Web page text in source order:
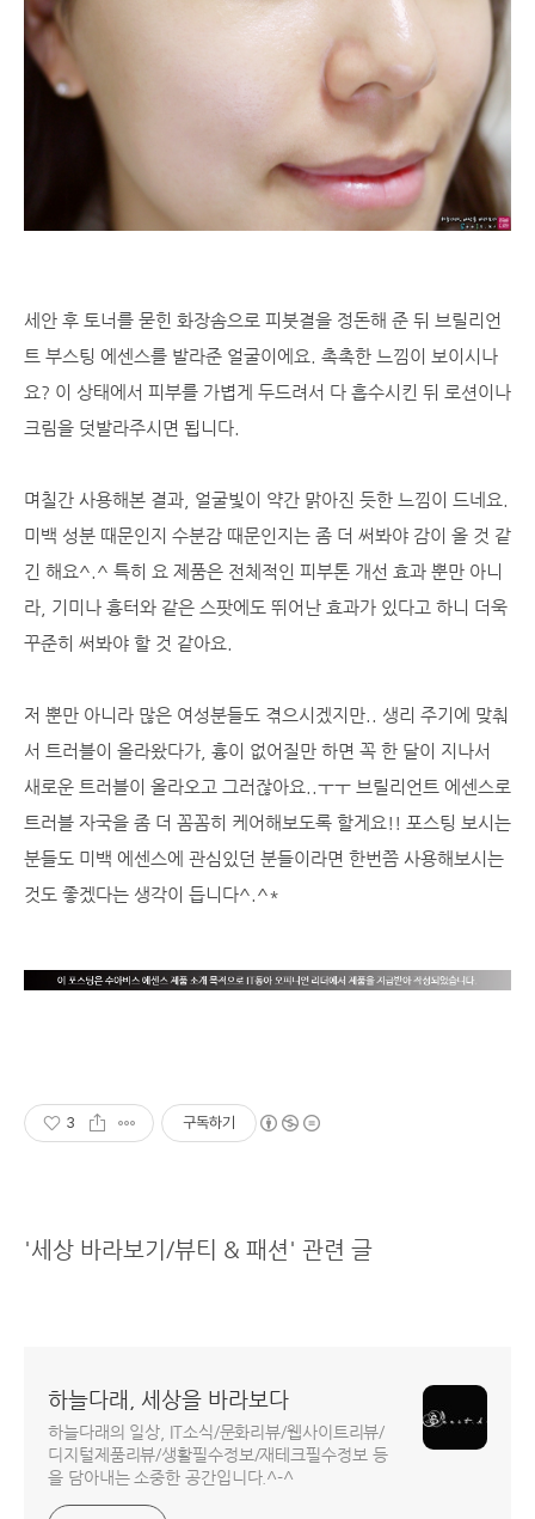
세안 후 토너를 묻힌 화장솜으로 피붓결을 정돈해 준 뒤 브릴리언
트 부스팅 에센스를 발라준 얼굴이에요. 촉촉한 느낌이 보이시나
요? 이 상태에서 피부를 가볍게 두드려서 다 흡수시킨 뒤 로션이나
크림을 덧발라주시면 됩니다.
며칠간 사용해본 결과, 얼굴빛이 약간 맑아진 듯한 느낌이 드네요.
미백 성분 때문인지 수분감 때문인지는 좀 더 써봐야 감이 올 것 같
긴 해요^.^ 특히 요 제품은 전체적인 피부톤 개선 효과 뿐만 아니
라, 기미나 흉터와 같은 스팟에도 뛰어난 효과가 있다고 하니 더욱
꾸준히 써봐야 할 것 같아요.
저 뿐만 아니라 많은 여성분들도 겪으시겠지만.. 생리 주기에 맞춰
서 트러블이 올라왔다가, 흉이 없어질만 하면 꼭 한 달이 지나서
새로운 트러블이 올라오고 그러잖아요..ㅜㅜ 브릴리언트 에센스로
트러블 자국을 좀 더 꼼꼼히 케어해보도록 할게요!! 포스팅 보시는
분들도 미백 에센스에 관심있던 분들이라면 한번쯤 사용해보시는
것도 좋겠다는 생각이 듭니다^.^*
3 구독하기
'세상 바라보기/뷰티 & 패션' 관련 글
하늘다래, 세상을 바라보다
하늘다래의 일상, IT소식/문화리뷰/웹사이트리뷰/
디지털제품리뷰/생활필수정보/재테크필수정보 등
을 담아내는 소중한 공간입니다.^-^